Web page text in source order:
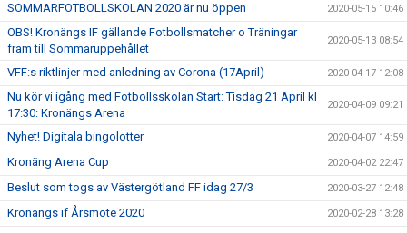
SOMMARFOTBOLLSKOLAN 2020 är nu öppen 2020-05-15 10:46
OBS! Kronängs IF gällande Fotbollsmatcher o Träningar
fram till Sommaruppehållet
2020-05-13 08:54
VFF:s riktlinjer med anledning av Corona (17April) 2020-04-17 12:08
Nu kör vi igång med Fotbollsskolan Start: Tisdag 21 April kl
17:30: Kronängs Arena
2020-04-09 09:21
Nyhet! Digitala bingolotter 2020-04-07 14:59
Kronäng Arena Cup 2020-04-02 22:47
Beslut som togs av Västergötland FF idag 27/3 2020-03-27 12:48
Kronängs if Årsmöte 2020 2020-02-28 13:28